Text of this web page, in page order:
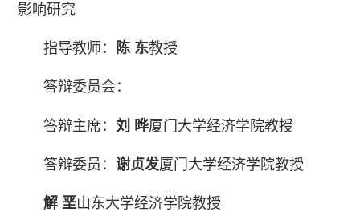
影响研究
指导教师： 陈 东教授
答辩委员会：
答辩主席： 刘 晔厦门大学经济学院教授
答辩委员： 谢贞发厦门大学经济学院教授
解垩山东大学经济学院教授